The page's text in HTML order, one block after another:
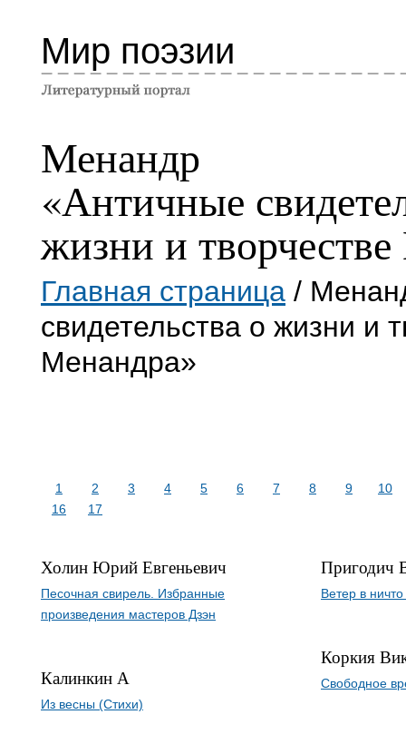
Мир поэзии
Менандр
«Античные
жизни и
Главная страница /
свидетельства о жизни и
Менандра»
1 2 3 4 5 6 7 8 9
10
16
17
Холин Юрий Евгеньевич
Песочная свирель. Избранные
произведения мастеров Дзэн
Калинкин А
Из весны (Стихи)
Пригодич
Ветер в
Коркия
Свободное